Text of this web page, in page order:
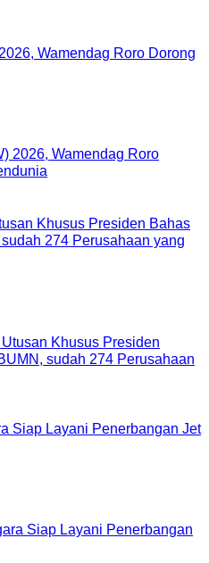
Wamendag Roro Dorong
Khusus Presiden Bahas
274 Perusahaan yang
Siap Layani Penerbangan Jet